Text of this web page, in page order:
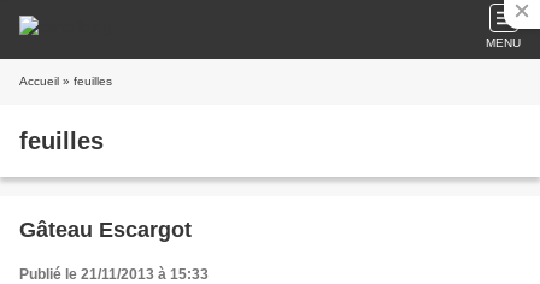
MENU
Accueil » feuilles
feuilles
Gâteau Escargot
Publié le 21/11/2013 à 15:33